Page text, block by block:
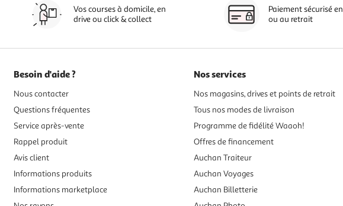
Vos courses à domicile, en
drive ou click & collect
Paiement sécurisé
ou au retrait
Besoin d'aide ?
Nous contacter
Questions fréquentes
Service après-vente
Rappel produit
Avis client
Informations produits
Informations marketplace
Nos services
Nos magasins, drives et points de retrait
Tous nos modes de livraison
Programme de fidélité Waaoh!
Offres de financement
Auchan Traiteur
Auchan Voyages
Auchan Billetterie